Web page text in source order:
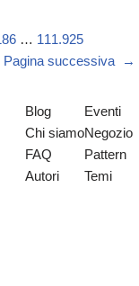
… 111.925
Pagina successiva
→
Blog
Chi siamo
FAQ
Autori
Eventi
Negozio
Pattern
Temi